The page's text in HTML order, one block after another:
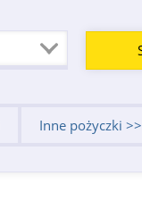
Inne pożyczki >>